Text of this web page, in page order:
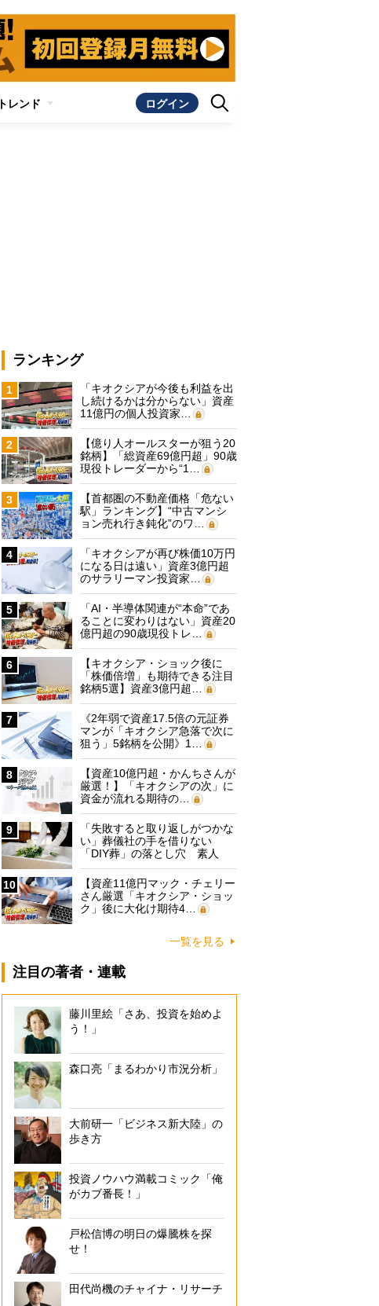
トレンド ログイン
ランキング
1
「キオクシアが今後も利益を出
し続けるかは分からない」資産
11億円の個人投資家…
2
【億り人オールスターが狙う20
銘柄】「総資産69億円超」90歳
現役トレーダーから“1…
3
【首都圏の不動産価格「危ない
駅」ランキング】“中古マンシ
ョン売れ行き鈍化”のワ…
4
「キオクシアが再び株価10万円
になる日は遠い」資産3億円超
のサラリーマン投資家…
5
「AI・半導体関連が“本命”であ
ることに変わりはない」資産20
億円超の90歳現役トレ…
6
【キオクシア・ショック後に
「株価倍増」も期待できる注目
銘柄5選】資産3億円超…
7
《2年弱で資産17.5倍の元証券
マンが「キオクシア急落で次に
狙う」5銘柄を公開》1…
8
【資産10億円超・かんちさんが
厳選！】「キオクシアの次」に
資金が流れる期待の…
9
「失敗すると取り返しがつかな
い」葬儀社の手を借りない
「DIY葬」の落とし穴 素人
に…
10
【資産11億円マック・チェリー
さん厳選「キオクシア・ショッ
ク」後に大化け期待4…
一覧を見る
注目の著者・連載
藤川里絵「さあ、投資を始めよ
う！」
森口亮「まるわかり市況分析」
大前研一「ビジネス新大陸」の
歩き方
投資ノウハウ満載コミック「俺
がカブ番長！」
戸松信博の明日の爆騰株を探
せ！
田代尚機のチャイナ・リサーチ